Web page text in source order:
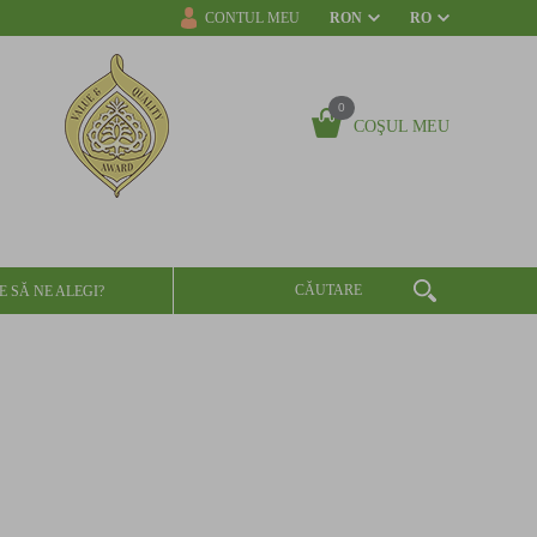
CONTUL MEU RON RO
0
COŞUL MEU
SĂ NE ALEGI?